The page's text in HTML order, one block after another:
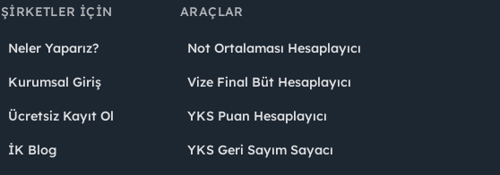
ŞIRKETLER İÇIN
Neler Yaparız?
Kurumsal Giriş
Ücretsiz Kayıt Ol
İK Blog
ARAÇLAR
Not Ortalaması Hesaplayıcı
Vize Final Büt Hesaplayıcı
YKS Puan Hesaplayıcı
YKS Geri Sayım Sayacı